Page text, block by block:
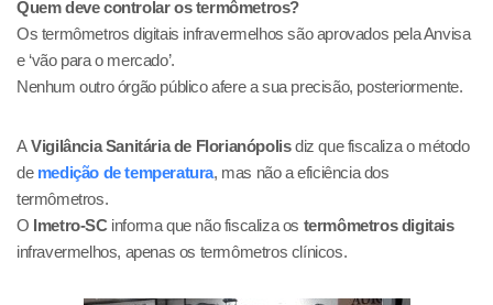
Quem deve controlar os termômetros?
Os termômetros digitais infravermelhos são aprovados pela Anvisa
e ‘vão para o mercado’.
Nenhum outro órgão público afere a sua precisão, posteriormente.
AVigilância Sanitária de Florianópolisdiz que fiscaliza o método
de medição de temperatura, mas não a eficiência dos
termômetros.
O Imetro-SC informa que não fiscaliza os termômetros digitais
infravermelhos, apenas os termômetros clínicos.